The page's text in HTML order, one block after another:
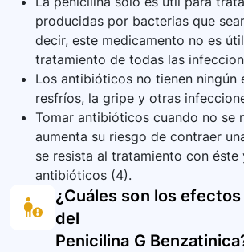
producidas por bacterias que
decir, este medicamento no es
tratamiento de todas las
Los antibióticos no tienen ningún
resfríos, la gripe y otras
Tomar antibióticos cuando no se
aumenta su riesgo de contraer
se resista al tratamiento con éste
antibióticos (4).
¿Cuáles son los
del
Penicilina G Benzatinica